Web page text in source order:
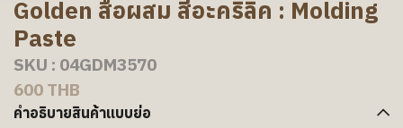
Golden สื่อผสม สีอะคริลิค : Molding
Paste
SKU : 04GDM3570
600 THB
คำอธิบายสินค้าแบบย่อ